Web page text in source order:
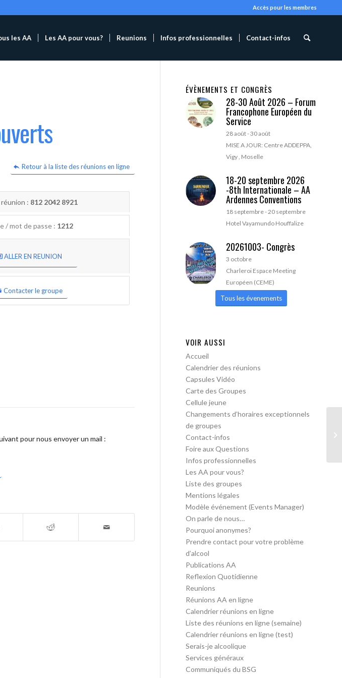
Accès pour les membres
les AA Les AA pour vous? Reunions Infos professionnelles Contact-infos
Retour à la liste des réunions en ligne
: 812 2042 8921
/ mot de passe : 1212
ALLER EN REUNION
Contacter le groupe
pour nous envoyer un mail :
ÉVÈNEMENTS ET CONGRÈS
28-30 Août 2026 – Forum
Francophone Européen du
Service
28 août-30 août
MISE A JOUR: Centre ADDEPPA,
Vigy , Moselle
18-20 septembre 2026
-8th Internationale – AA
Ardennes Conventions
18 septembre-20 septembre
Hotel Vayamundo Houffalize
20261003- Congrès
3 octobre
Charleroi Espace Meeting
Européen (CEME)
Tous les évenements
VOIR AUSSI
Accueil
Calendrier des réunions
Capsules Vidéo
Carte des Groupes
Cellule jeune
Changements d’horaires exceptionnels
de groupes
Contact-infos
Foire aux Questions
Infos professionnelles
Les AA pour vous?
Liste des groupes
Mentions légales
Modèle événement (Events Manager)
On parle de nous…
Pourquoi anonymes?
Prendre contact pour votre problème
d’alcool
Publications AA
Reflexion Quotidienne
Reunions
Réunions AA en ligne
Calendrier réunions en ligne
Liste des réunions en ligne (semaine)
Calendrier réunions en ligne (test)
Serais-je alcoolique
Services généraux
Communiqués du BSG
A